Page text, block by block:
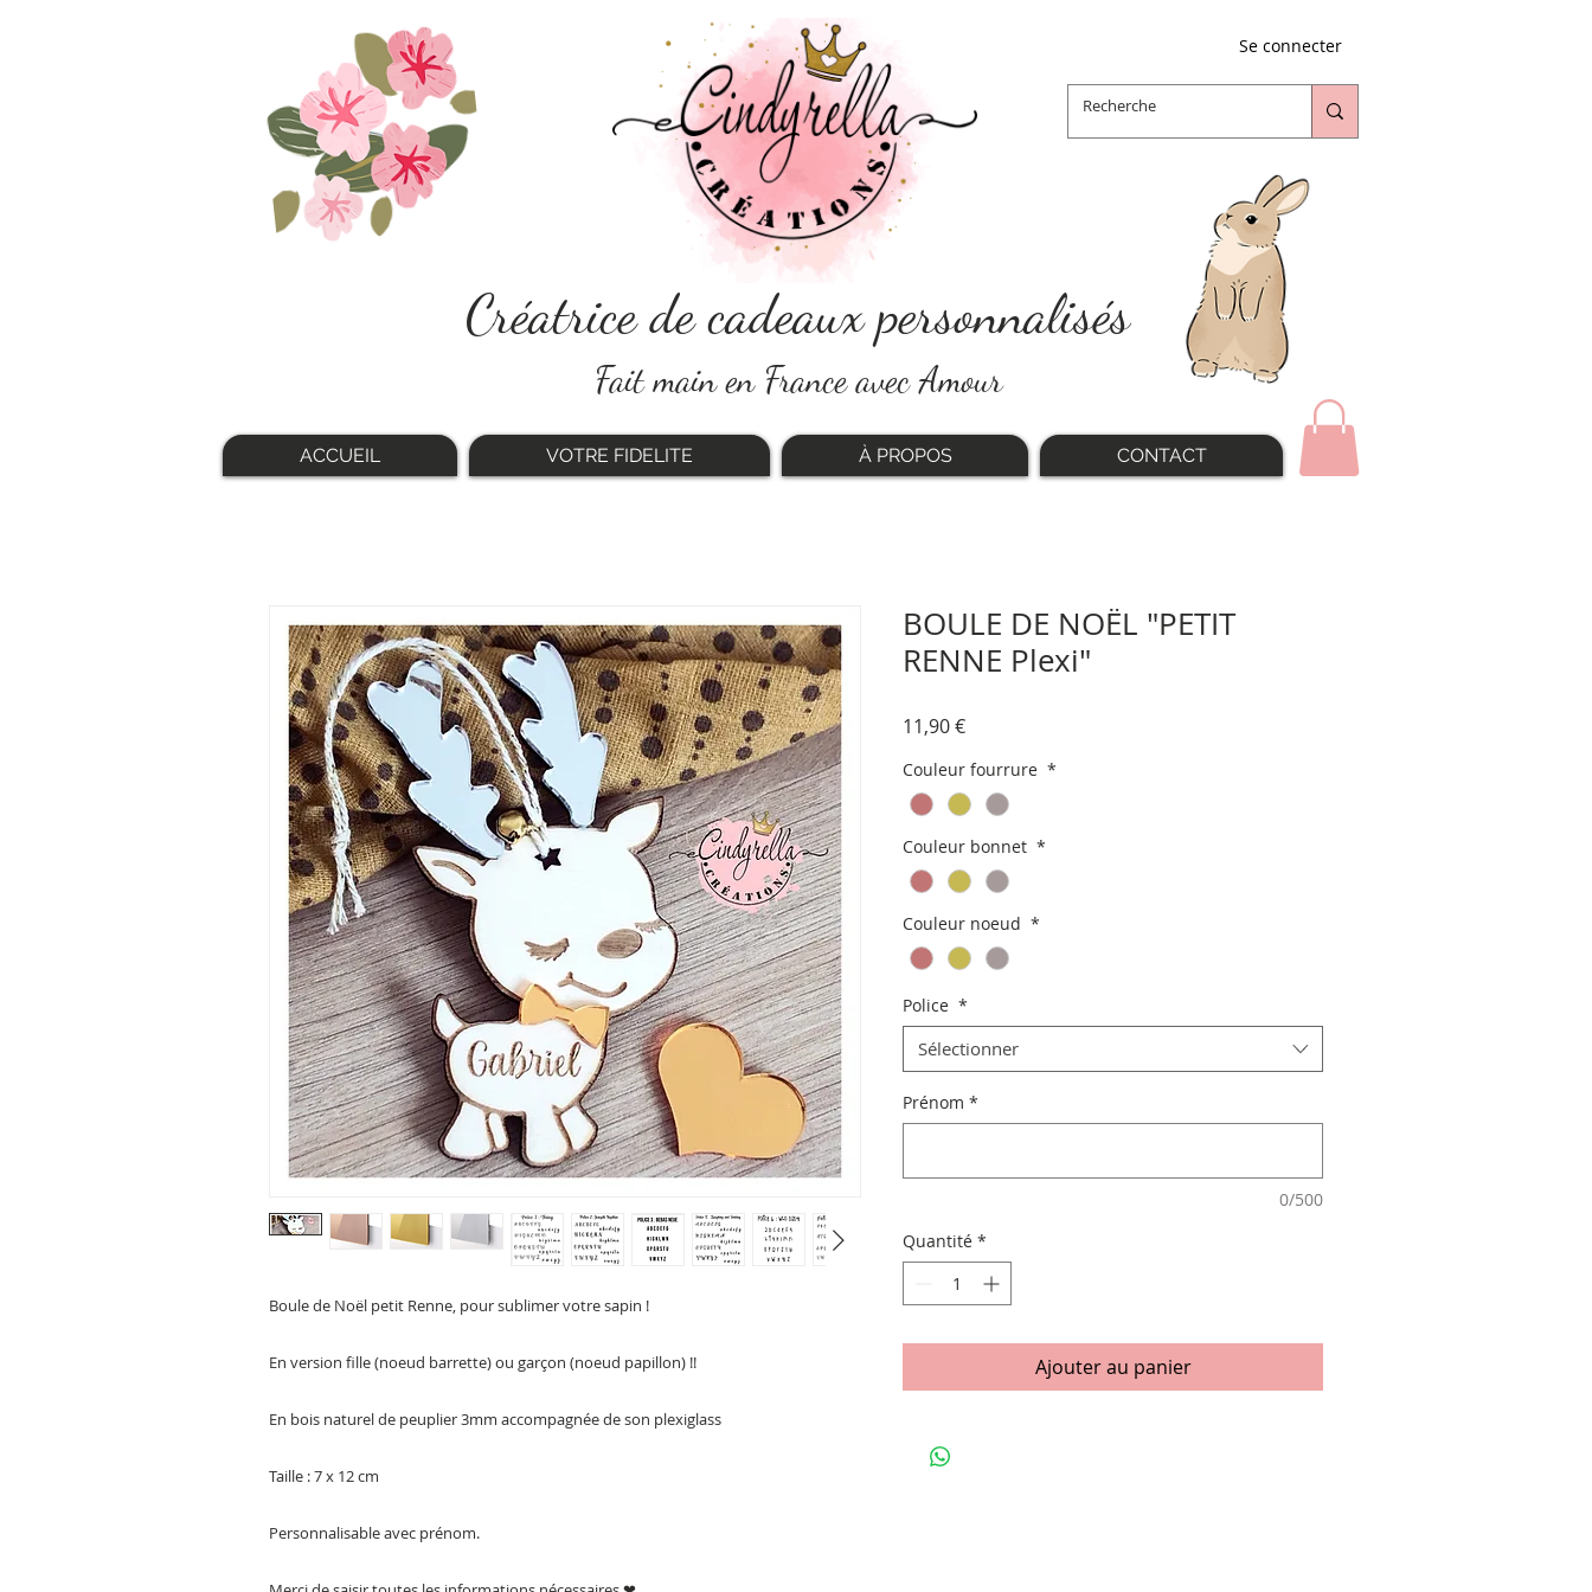
Se connecter
Créatrice de cadeaux personnalisés
Fait main en France avec Amour
ACCUEIL VOTRE FIDELITE À PROPOS CONTACT
Boule de Noël petit Renne, pour sublimer votre sapin !
En version fille (noeud barrette) ou garçon (noeud papillon) !!
En bois naturel de peuplier 3mm accompagnée de son plexiglass
Taille : 7 x 12 cm
Personnalisable avec prénom.
BOULE DE NOËL "PETIT
RENNE Plexi"
11,90 €Prix
Couleur fourrure *
Couleur bonnet *
Couleur noeud *
Police *
Sélectionner
Prénom *
0/500
Quantité *
Ajouter au panier